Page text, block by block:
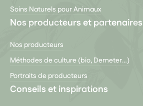
Soins Naturels pour Animaux
Nos producteurs et partenaires
Nos producteurs
Méthodes de culture (bio, Demeter…)
Portraits de producteurs
Conseils et inspirations